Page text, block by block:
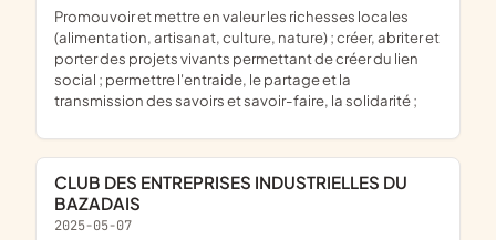
promouvoir et mettre en valeur les richesses locales
(alimentation, artisanat, culture, nature) ; créer, abriter et
porter des projets vivants permettant de créer du lien
social ; permettre l'entraide, le partage et la
transmission des savoirs et savoir-faire, la solidarité ;
CLUB DES ENTREPRISES INDUSTRIELLES DU
BAZADAIS
2025-05-07